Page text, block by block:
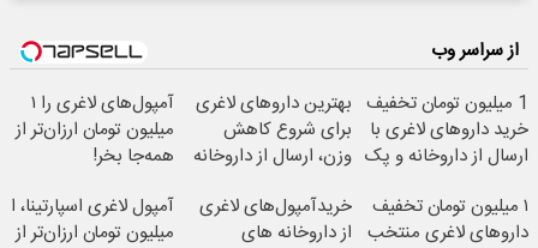
از سراسر وب
1 میلیون تومان تخفیف
خرید داروهای لاغری با
ارسال از داروخانه و پک
بهترین داروهای لاغری
برای شروع کاهش
وزن، ارسال از داروخانه
آمپول‌های لاغری را ۱
میلیون تومان ارزان‌تر از
همه‌جا بخر!
۱ میلیون تومان تخفیف
داروهای لاغری منتخب
خریدآمپول‌های لاغری
از داروخانه های
آمپول لاغری اسپارتینا، ا
میلیون تومان ارزان‌تر از